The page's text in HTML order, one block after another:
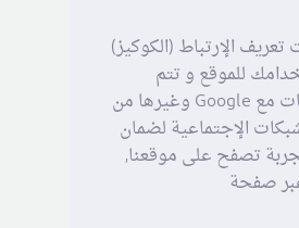
الإرتباط (الكوكيز)
للموقع و تتم
مشاركة بعض المعلومات مع Google وغيرها من
الإجتماعية لضمان
تصفح على موقعنا,
صفحة